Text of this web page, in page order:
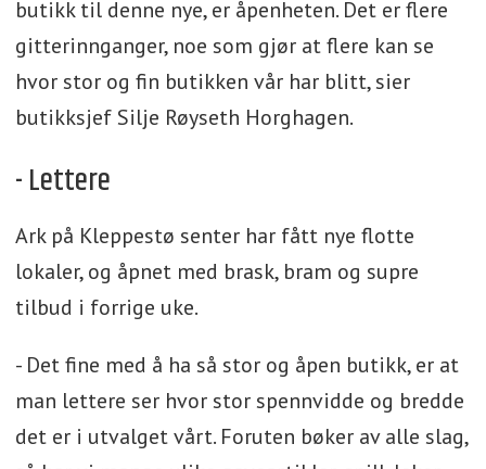
butikk til denne nye, er åpenheten. Det er flere
gitterinnganger, noe som gjør at flere kan se
hvor stor og fin butikken vår har blitt, sier
butikksjef Silje Røyseth Horghagen.
- Lettere
Ark på Kleppestø senter har fått nye flotte
lokaler, og åpnet med brask, bram og supre
tilbud i forrige uke.
- Det fine med å ha så stor og åpen butikk, er at
man lettere ser hvor stor spennvidde og bredde
det er i utvalget vårt. Foruten bøker av alle slag,